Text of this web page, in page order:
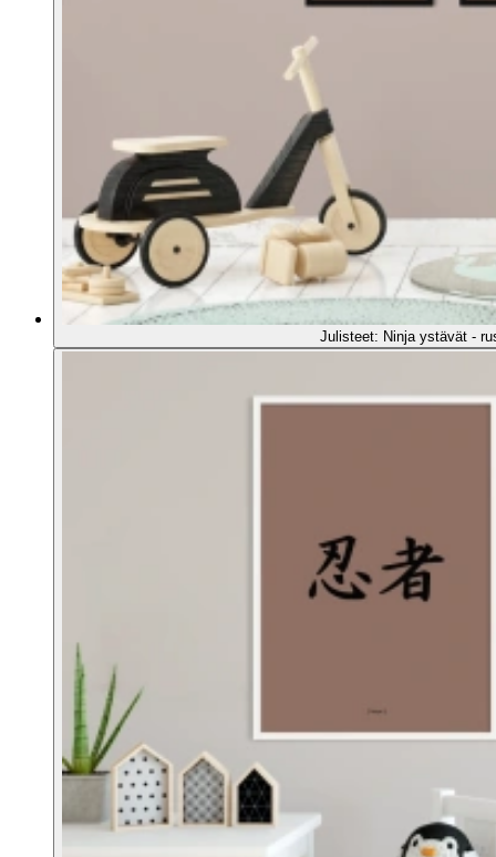
Julisteet: Ninja ystävät -